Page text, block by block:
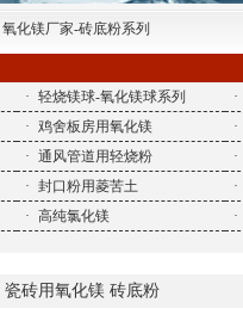
化镁厂家-砖底粉系列
· 轻烧镁球-氧化镁球系列 ·
· 鸡舍板房用氧化镁 ·
· 通风管道用轻烧粉 ·
· 封口粉用菱苦土 ·
· 高纯氯化镁 ·
瓷砖用氧化镁 砖底粉